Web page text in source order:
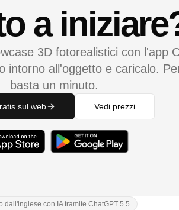
a
3D fotorealistici con l'app
intorno all'oggetto e caricalo.
basta un minuto.
sul web Vedi prezzi
dall'inglese con IA tramite ChatGPT 5.5